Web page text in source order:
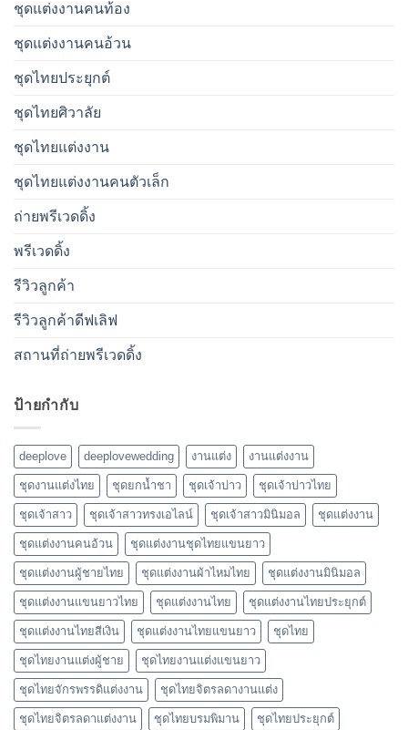
ชุดแต่งงานคนท้อง
ชุดแต่งงานคนอ้วน
ชุดไทยประยุกต์
ชุดไทยศิวาลัย
ชุดไทยแต่งงาน
ชุดไทยแต่งงานคนตัวเล็ก
ถ่ายพรีเวดดิ้ง
พรีเวดดิ้ง
รีวิวลูกค้า
รีวิวลูกค้าดีฟเลิฟ
สถานที่ถ่ายพรีเวดดิ้ง
ป้ายกำกับ
deeplove deeplovewedding งานแต่ง งานแต่งงาน
ชุดงานแต่งไทย ชุดยกน้ำชา ชุดเจ้าบ่าว ชุดเจ้าบ่าวไทย
ชุดเจ้าสาว ชุดเจ้าสาวทรงเอไลน์ ชุดเจ้าสาวมินิมอล ชุดแต่งงาน
ชุดแต่งงานคนอ้วน ชุดแต่งงานชุดไทยแขนยาว
ชุดแต่งงานผู้ชายไทย ชุดแต่งงานผ้าไหมไทย ชุดแต่งงานมินิมอล
ชุดแต่งงานแขนยาวไทย ชุดแต่งงานไทย ชุดแต่งงานไทยประยุกต์
ชุดแต่งงานไทยสีเงิน ชุดแต่งงานไทยแขนยาว ชุดไทย
ชุดไทยงานแต่งผู้ชาย ชุดไทยงานแต่งแขนยาว
ชุดไทยจักรพรรดิแต่งงาน ชุดไทยจิตรลดางานแต่ง
ชุดไทยจิตรลดาแต่งงาน ชุดไทยบรมพิมาน ชุดไทยประยุกต์